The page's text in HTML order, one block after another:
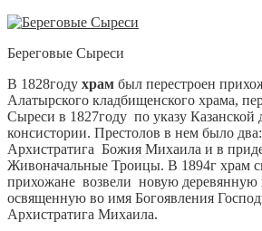
Береговые Сыреси
В 1828году храм был перестроен
Алатырского кладбищенского храма,
Сыреси в 1827году по указу Казанской
консистории. Престолов в нем было
Архистратига Божия Михаила и в
Живоначальные Троицы. В 1894г храм
прихожане возвели новую деревянную
освященную во имя Богоявления
Архистратига Михаила.